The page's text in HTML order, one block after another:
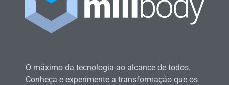
O máximo da tecnologia ao alcance de todos.
Conheça e experimente a transformação que os